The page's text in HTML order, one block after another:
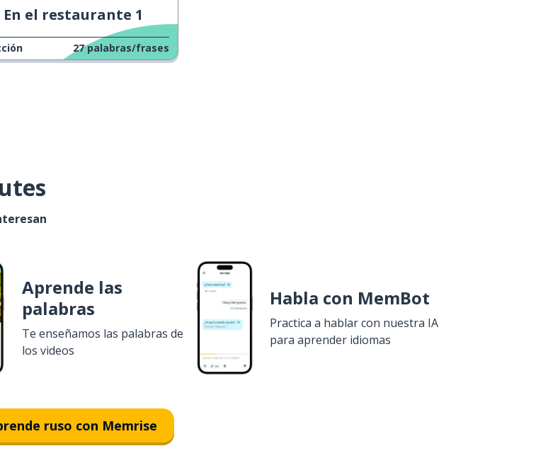
En el restaurante 1
27 palabras/frases
Aprende las
palabras
Te enseñamos las palabras de
los videos
Habla con MemBot
Practica a hablar con nuestra IA
para aprender idiomas
ruso con Memrise